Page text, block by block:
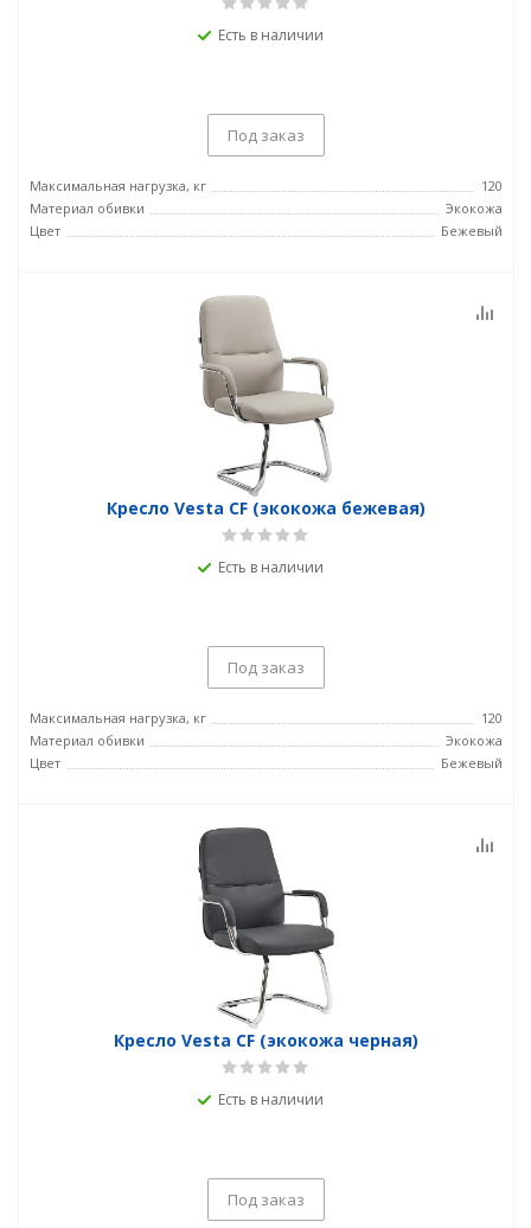
Есть в наличии
Под заказ
Максимальная нагрузка, кг
120
Материал обивки
Экокожа
Цвет
Бежевый
Кресло Vesta CF (экокожа бежевая)
Есть в наличии
Под заказ
Максимальная нагрузка, кг
120
Материал обивки
Экокожа
Цвет
Бежевый
Кресло Vesta CF (экокожа черная)
Есть в наличии
Под заказ